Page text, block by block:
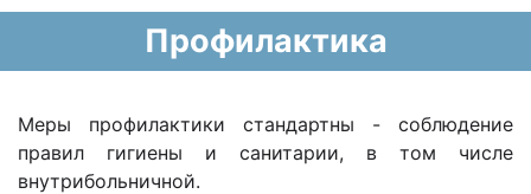
Профилактика
Меры профилактики стандартны - соблюдение
правил гигиены и санитарии, в том числе
внутрибольничной.